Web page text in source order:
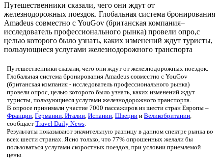
Путешественники сказали, чего они ждут от
железнодорожных поездок. Глобальная система бронирования
Amadeus совместно с YouGov (британская компания–
исследователь профессионального рынка) провели опро,с
целью которого было узнать, каких изменений ждут туристы,
пользующиеся услугами железнодорожного транспорта
Путешественники сказали, чего они ждут от железнодорожных поездок.
Глобальная система бронирования Amadeus совместно с YouGov
(британская компания - исследователь профессионального рынка)
провели опрос, целью которого было узнать, каких изменений ждут
туристы, пользующиеся услугами железнодорожного транспорта.
В опросе принимали участие 7000 пассажиров из шести стран Европы –
Франции Германии Италии Испании Швеции и Великобритании
сообщает Travel Daily News
Результаты показывают значительную разницу в данном спектре рынка во
всех шести странах. Ясно только, что 77% опрошенных желали бы
пользоваться услугами скоростных поездов, при условии приемлемой
цены.